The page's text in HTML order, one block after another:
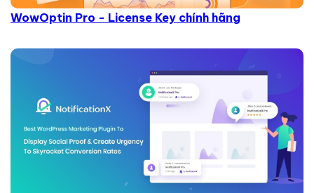
WowOptin Pro - License Key chính hãng